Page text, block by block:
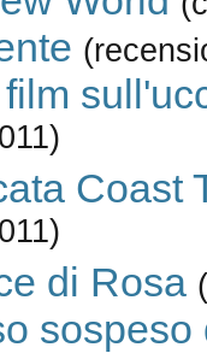
Coast
di Rosa